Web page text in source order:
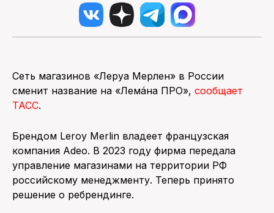
Сеть магазинов «Леруа Мерлен» в России
сменит название на «Лемáна ПРО», сообщает
ТАСС.
Брендом Leroy Merlin владеет французская
компания Adeo. В 2023 году фирма передала
управление магазинами на территории РФ
российскому менеджменту. Теперь принято
решение о ребрендинге.